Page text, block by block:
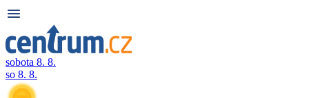
sobota 8. 8.
so 8. 8.